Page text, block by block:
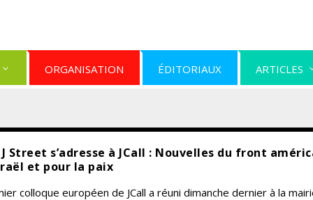
ORGANISATION ÉDITORIAUX ARTICLES
Street s’adresse à JCall : Nouvelles du front
et pour la paix
colloque européen de JCall a réuni dimanche dernier à la